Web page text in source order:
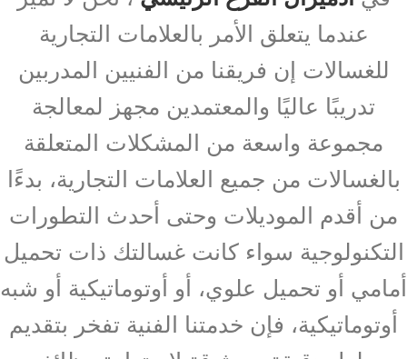
عندما يتعلق الأمر بالعلامات التجارية
للغسالات إن فريقنا من الفنيين المدربين
تدريبًا عاليًا والمعتمدين مجهز لمعالجة
مجموعة واسعة من المشكلات المتعلقة
بالغسالات من جميع العلامات التجارية، بدءًا
من أقدم الموديلات وحتى أحدث التطورات
التكنولوجية سواء كانت غسالتك ذات تحميل
أمامي أو تحميل علوي، أو أوتوماتيكية أو شبه
أوتوماتيكية، فإن خدمتنا الفنية تفخر بتقديم